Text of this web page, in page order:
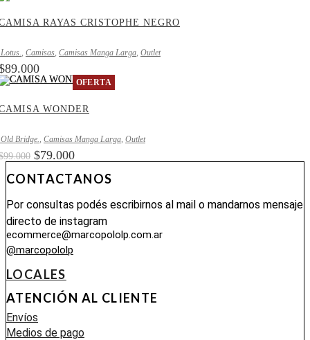
RAYAS CRISTOPHE NEGRO
Camisas Camisas Manga Larga Outlet
89.000
OFERTA
WONDER
Bridge. Camisas Manga Larga Outlet
99.000 El
precio
original
$99.000.
$79.000El
precio
actual
$79.000.
CONTACTANOS
Por consultas podés escribirnos al mail o mandarnos mensaje
directo de instagram
ecommerce@marcopololp.com.ar
@marcopololp
LOCALES
ATENCIÓN AL CLIENTE
Envíos
Medios de pago